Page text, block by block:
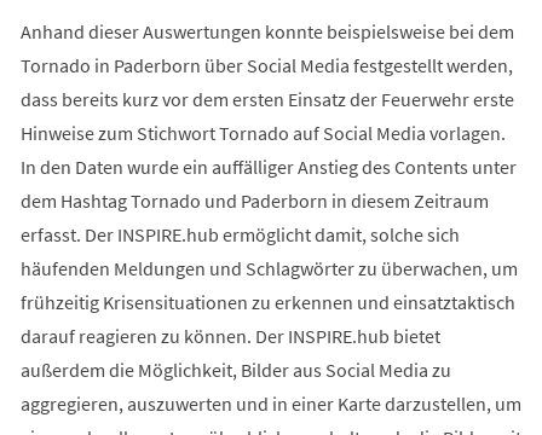
Anhand dieser Auswertungen konnte beispielsweise bei dem
Tornado in Paderborn über Social Media festgestellt werden,
dass bereits kurz vor dem ersten Einsatz der Feuerwehr erste
Hinweise zum Stichwort Tornado auf Social Media vorlagen.
In den Daten wurde ein auffälliger Anstieg des Contents unter
dem Hashtag Tornado und Paderborn in diesem Zeitraum
erfasst. Der INSPIRE.hub ermöglicht damit, solche sich
häufenden Meldungen und Schlagwörter zu überwachen, um
frühzeitig Krisensituationen zu erkennen und einsatztaktisch
darauf reagieren zu können. Der INSPIRE.hub bietet
außerdem die Möglichkeit, Bilder aus Social Media zu
aggregieren, auszuwerten und in einer Karte darzustellen, um